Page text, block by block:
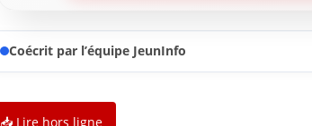
Coécrit par l’équipe JeunInfo
📥 Lire hors ligne